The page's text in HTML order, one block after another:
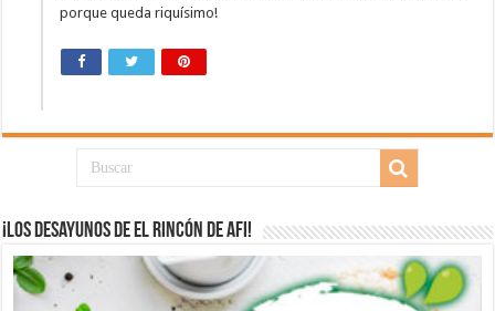
porque queda riquísimo!
¡Los desayunos de El Rincón de Afi!